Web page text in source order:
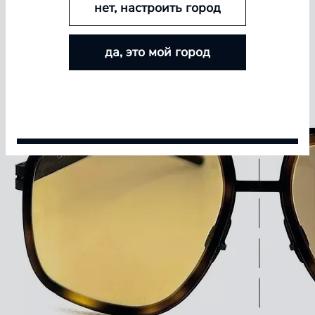
БОЛЬШЕ ЛИНЗ — БОЛЬШЕ СКИДКА
Покупайте контактные линзы Airway и увеличивайте
размер скидки — от 5% до 15%
нет, настроить город
да, это мой город